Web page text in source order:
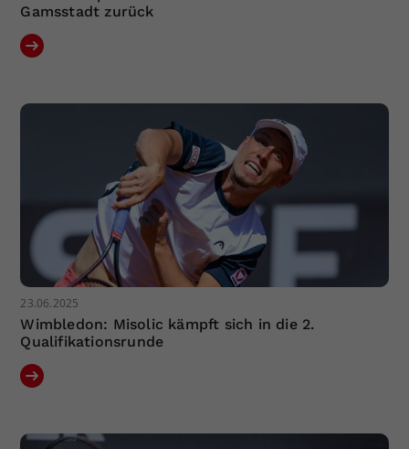
Gamsstadt zurück
23.06.2025
Wimbledon: Misolic kämpft sich in die 2.
Qualifikationsrunde